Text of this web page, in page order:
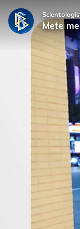
Mete